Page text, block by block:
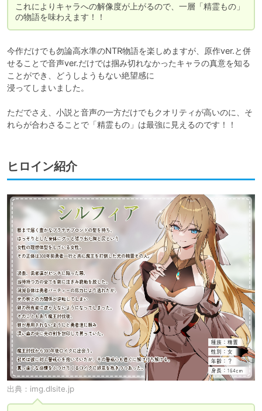
これによりキャラへの解像度が上がるので、一層「精霊もの」
の物語を味わえます！！
今作だけでも勿論高水準のNTR物語を楽しめますが、原作ver.と併
せることで音声ver.だけでは掴み切れなかったキャラの真意を知る
ことができ、どうしようもない絶望感に
浸ってしまいました。
ただでさえ、小説と音声の一方だけでもクオリティが高いのに、そ
れらが合わさることで「精霊もの」は最強に見えるのです！！
ヒロイン紹介
出典： img.dlsite.jp